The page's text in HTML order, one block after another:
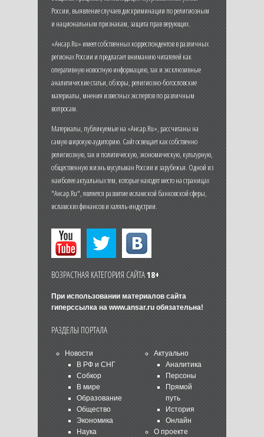
России, выявление случаев дискриминации по религиозным
и национальным признакам, защита прав верующих.
«Ансар.Ru» имеет собственных корреспондентов в различных
регионах России и предлагает вниманию читателей как
оперативную новостную информацию, так и эксклюзивные
аналитические статьи, обзоры, религиозно-богословские
материалы, мнения известных экспертов по различным
вопросам.
Материалы, публикуемые на «Ансар.Ru», рассчитаны на
самую широкую аудиторию. Сайт освещает как собственно
религиозную, так и политическую, экономическую, культурную,
общественную жизнь мусульман России и зарубежья. Одной из
наиболее актуальных тем, которые находят место на страницах
"Ансар.Ru", является развитие исламской банковской сферы,
исламских финансов и халяль-индустрии.
ВОЗРАСТНАЯ КАТЕГОРИЯ САЙТА18+
При использовании материалов сайта
гиперссылка на www.ansar.ruобязательна!
РАЗДЕЛЫ ПОРТАЛА
Новости
В РФ и СНГ
Собкор
В мире
Образование
Общество
Экономика
Наука
Актуально
Аналитика
Персоны
Прямой
путь
История
Онлайн
О проекте